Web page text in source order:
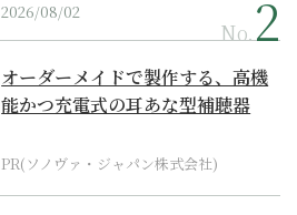
2026/08/02
No.
オーダーメイドで製作する、高機
能かつ充電式の耳あな型補聴器
PR(ソノヴァ・ジャパン株式会社)